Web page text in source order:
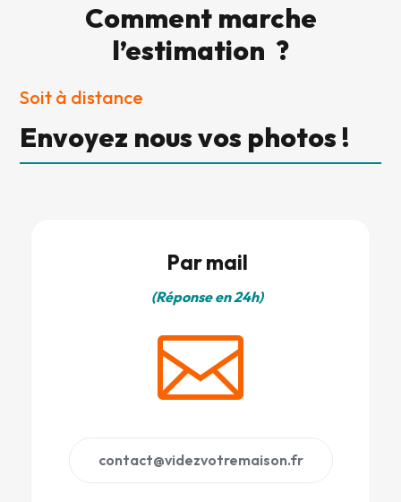
Comment marche
l’estimation ?
Soit à distance
Envoyez nous vos photos !
Par mail
(Réponse en 24h)

contact@videzvotremaison.fr